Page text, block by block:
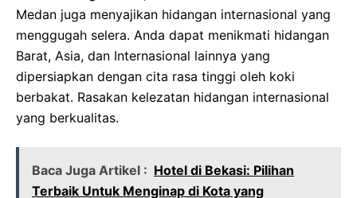
Medan juga menyajikan hidangan internasional yang
menggugah selera. Anda dapat menikmati hidangan
Barat, Asia, dan Internasional lainnya yang
dipersiapkan dengan cita rasa tinggi oleh koki
berbakat. Rasakan kelezatan hidangan internasional
yang berkualitas.
Baca Juga Artikel : Hotel di Bekasi: Pilihan
Terbaik Untuk Menginap di Kota yang